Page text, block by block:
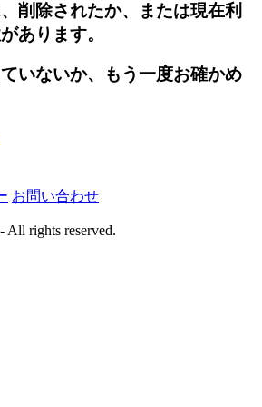
削除されたか、または現在利
あります。
いないか、もう一度お確かめ
お問い合わせ
rights reserved.